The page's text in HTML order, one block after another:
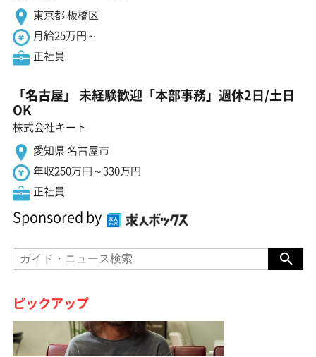
東京都 板橋区
月給25万円～
正社員
「名古屋」 未経験歓迎「本部事務」週休2日/土日
OK
株式会社キート
愛知県 名古屋市
年収250万円～330万円
正社員
Sponsored by
ピックアップ